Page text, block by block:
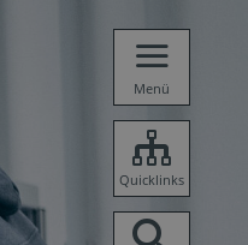
Menü
Quicklinks